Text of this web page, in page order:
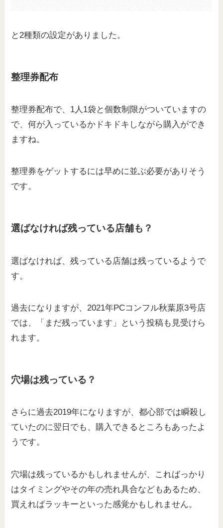
と2種類の設定がありました。
整理券配布
整理券配布で、1人1袋と個数制限がついていますの
で、何が入っているかドキドキしながら購入ができ
ますね。
整理券をゲットするには早めに並ぶ必要がありそう
です。
選ばなければ残っている店舗も？
選ばなければ、残っている店舗は残っているようで
す。
過去になりますが、2021年PCコンフル秋葉原3号店
では、「まだ残っています」という投稿も見受けら
れます。
穴場は残っている？
さらに過去2019年になりますが、都心部では瞬殺し
ていたのに翌日でも、購入できるところもあったよ
うです。
穴場は残っているかもしれませんが、こればっかり
はタイミングやその年の売れ具合などもあるため、
買えればラッキーといった感覚かもしれません。